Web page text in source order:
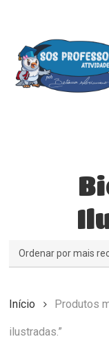
content
Início Produtos
ilustradas.”